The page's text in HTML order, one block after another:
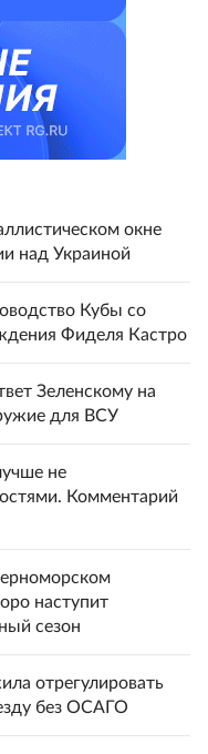
окне
над Украиной
Кубы со
Фиделя Кастро
Зеленскому на
для ВСУ
не
Комментарий
наступит
сезон
отрегулировать
без ОСАГО